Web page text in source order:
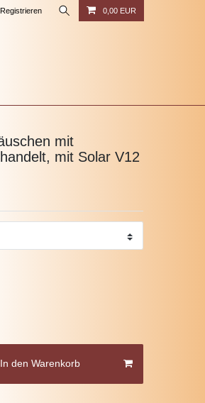
Registrieren 0,00 EUR
mit
mit Solar V12
In den Warenkorb